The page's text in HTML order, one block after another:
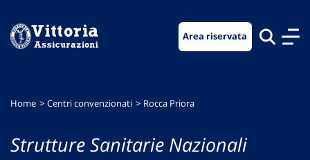
menu
contenuto
footer
Area riservata
Home Centri convenzionati Rocca Priora
Strutture Sanitarie Nazionali